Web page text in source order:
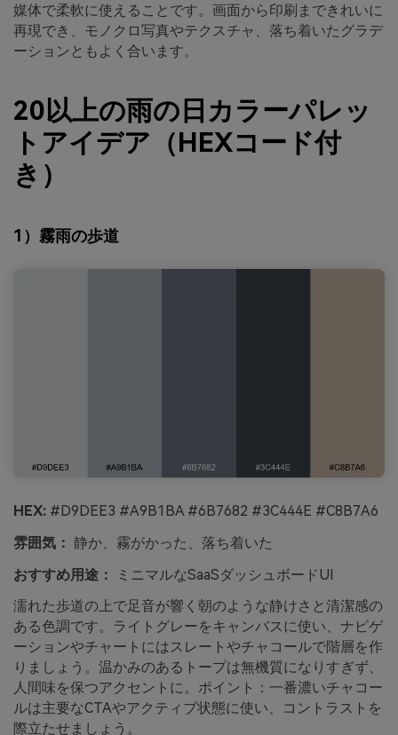
媒体で柔軟に使えることです。画面から印刷まできれいに
再現でき、モノクロ写真やテクスチャ、落ち着いたグラデ
ーションともよく合います。
20以上の雨の日カラーパレッ
トアイデア（HEXコード付
き）
1）霧雨の歩道
HEX: #D9DEE3 #A9B1BA #6B7682 #3C444E #C8B7A6
雰囲気： 静か、霧がかった、落ち着いた
おすすめ用途：
ミニマルなSaaSダッシュボードUI
濡れた歩道の上で足音が響く朝のような静けさと清潔感の
ある色調です。ライトグレーをキャンバスに使い、ナビゲ
ーションやチャートにはスレートやチャコールで階層を作
りましょう。温かみのあるトープは無機質になりすぎず、
人間味を保つアクセントに。ポイント：一番濃いチャコー
ルは主要なCTAやアクティブ状態に使い、コントラストを
際立たせましょう。